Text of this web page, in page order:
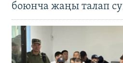
боюнча жаңы талап